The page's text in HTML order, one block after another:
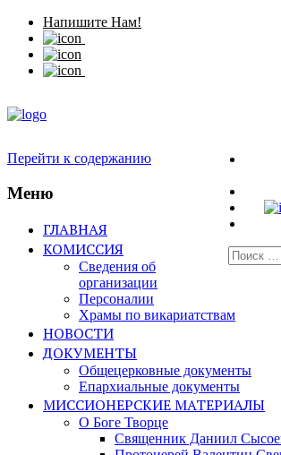
Напишите Нам!
Искать:
Перейти к содержанию
Меню
ГЛАВНАЯ
КОМИССИЯ
Сведения об
организации
Персоналии
Храмы по викариатствам
НОВОСТИ
ДОКУМЕНТЫ
Общецерковные документы
Епархиальные документы
МИССИОНЕРСКИЕ МАТЕРИАЛЫ
О Боге Творце
Священник Даниил